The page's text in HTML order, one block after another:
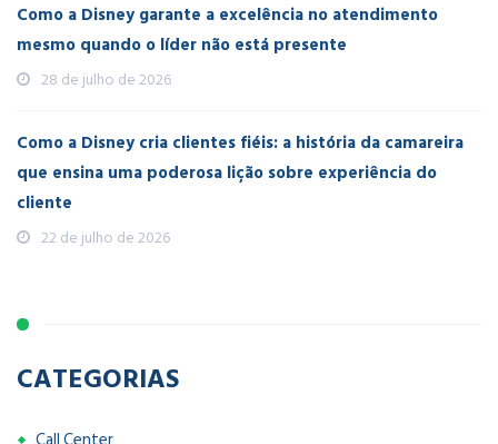
Como a Disney garante a excelência no atendimento
mesmo quando o líder não está presente
28 de julho de 2026
Como a Disney cria clientes fiéis: a história da camareira
que ensina uma poderosa lição sobre experiência do
cliente
22 de julho de 2026
CATEGORIAS